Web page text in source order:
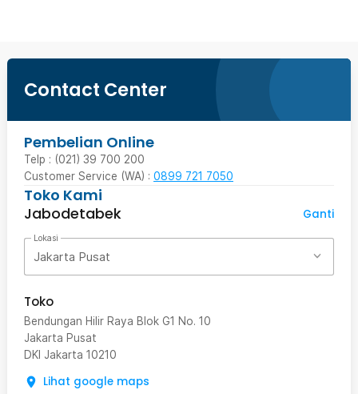
Contact Center
Pembelian Online
Telp : (021) 39 700 200
Customer Service (WA) : 0899 721 7050
Toko Kami
Jabodetabek
Ganti
Lokasi
Jakarta Pusat
Toko
Bendungan Hilir Raya Blok G1 No. 10
Jakarta Pusat
DKI Jakarta 10210
Lihat google maps